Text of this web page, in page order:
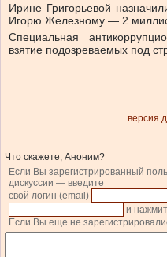
Ирине Григорьевой
Игорю Железному — 2
Специальная
взятие подозреваемых под
версия
Что скажете, Аноним?
Если Вы зарегистрированный
дискуссии — введите
свой логин (email)
и
Если Вы еще не